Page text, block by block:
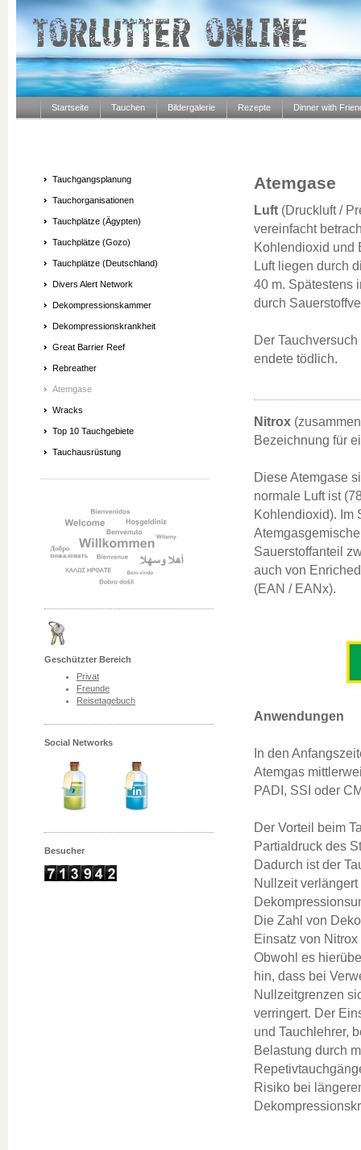
Startseite Tauchen Bildergalerie Rezepte Dinner with
Tauchgangsplanung
Tauchorganisationen
Tauchplätze (Ägypten)
Tauchplätze (Gozo)
Tauchplätze (Deutschland)
Divers Alert Network
Dekompressionskammer
Dekompressionskrankheit
Great Barrier Reef
Rebreather
Atemgase
Wracks
Top 10 Tauchgebiete
Tauchausrüstung
Geschützter Bereich
Privat
Freunde
Reisetagebuch
Social Networks
Besucher
Atemgase
Luft (Druckluft /
vereinfacht
Kohlendioxid und
Luft liegen durch
40 m. Spätestens
durch
Der
endete tödlich.
Nitrox
Bezeichnung für
Diese Atemgase
normale Luft ist
Kohlendioxid). Im
Sauerstoffanteil
auch von
(EAN / EANx).
Anwendungen
In den
Atemgas
PADI, SSI oder
Der Vorteil beim
Partialdruck des
Dadurch ist der
Nullzeit
Die Zahl von
Einsatz von
Obwohl es
hin, dass bei
Nullzeitgrenzen
verringert. Der
und Tauchlehrer,
Belastung durch
Risiko bei